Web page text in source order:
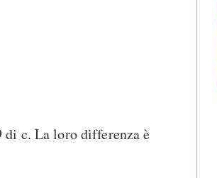
di c. La loro differenza è